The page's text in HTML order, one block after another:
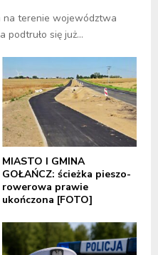
na terenie województwa
się już...
MIASTO I GMINA
GOŁAŃCZ: ścieżka pieszo-
rowerowa prawie
ukończona [FOTO]